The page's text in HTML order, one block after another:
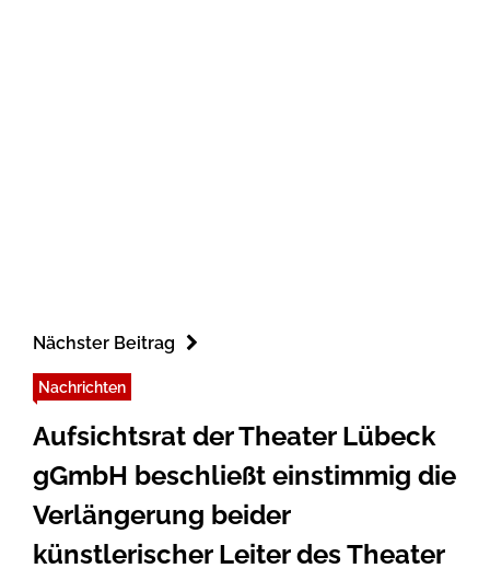
Nächster Beitrag
Nachrichten
Aufsichtsrat der Theater Lübeck
gGmbH beschließt einstimmig die
Verlängerung beider
künstlerischer Leiter des Theater